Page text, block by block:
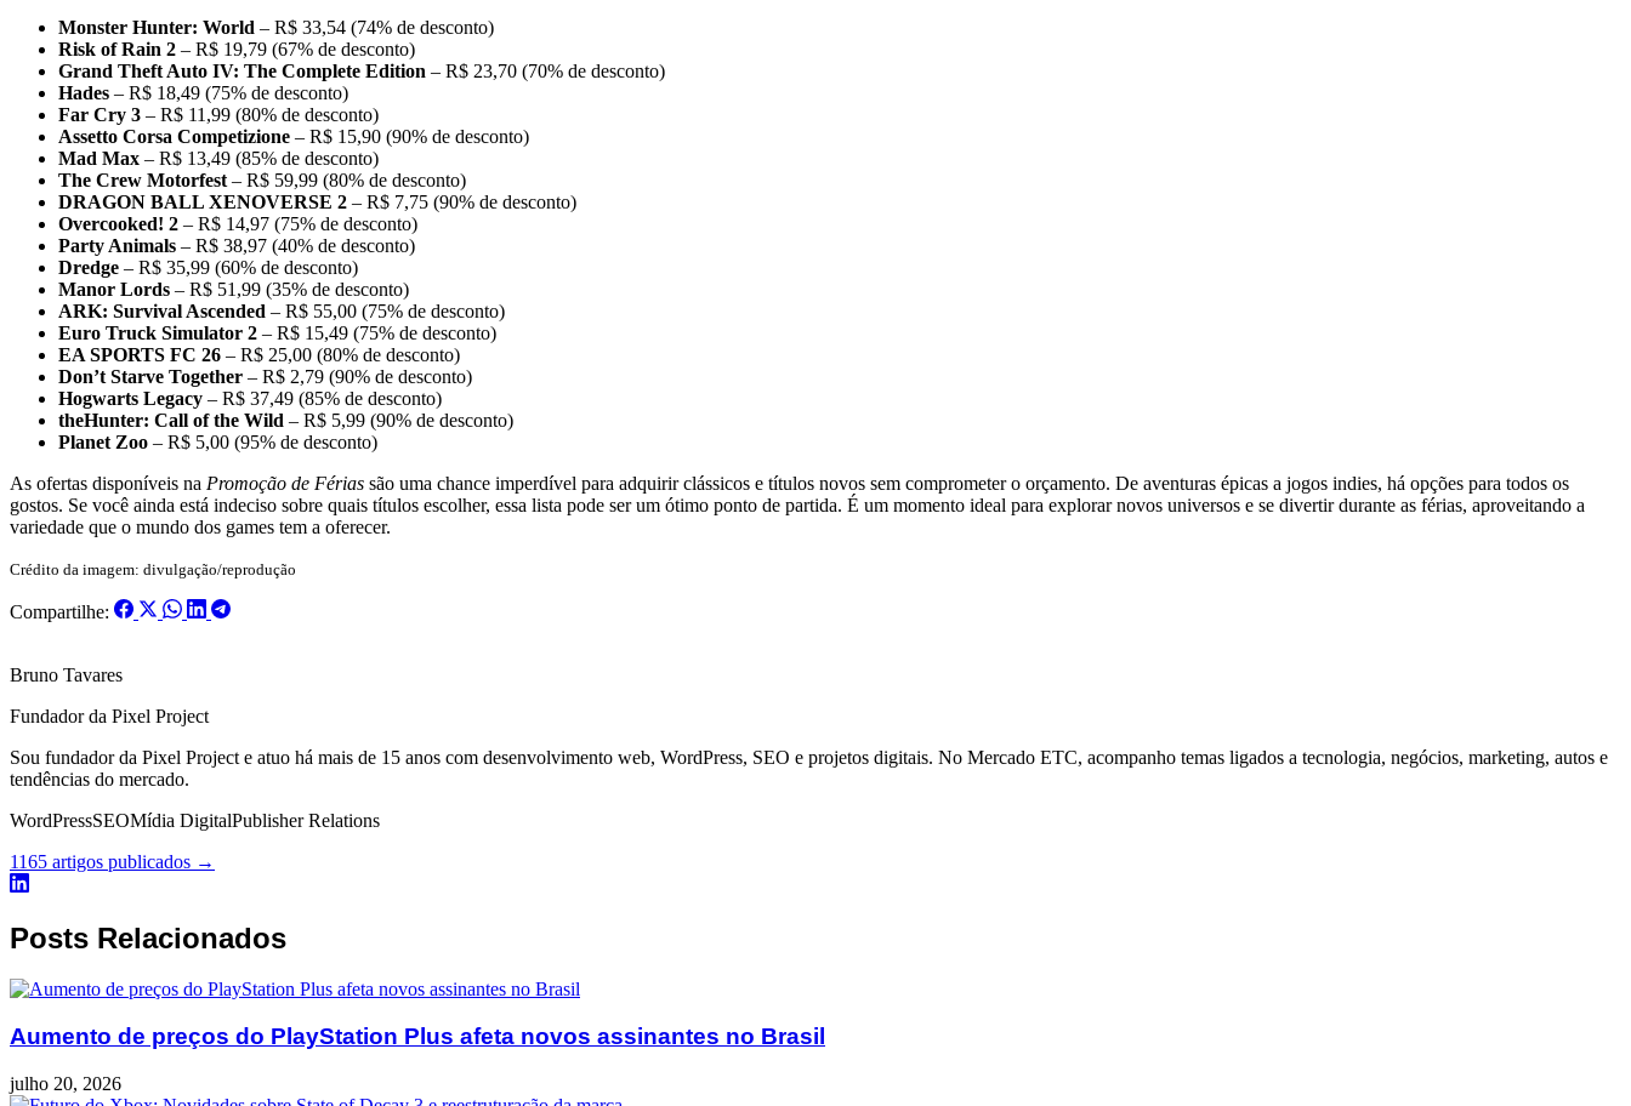
Monster Hunter: World – R$ 33,54 (74% de desconto)
Risk of Rain 2 – R$ 19,79 (67% de desconto)
Grand Theft Auto IV: The Complete Edition – R$ 23,70 (70% de desconto)
Hades – R$ 18,49 (75% de desconto)
Far Cry 3 – R$ 11,99 (80% de desconto)
Assetto Corsa Competizione – R$ 15,90 (90% de desconto)
Mad Max – R$ 13,49 (85% de desconto)
The Crew Motorfest – R$ 59,99 (80% de desconto)
DRAGON BALL XENOVERSE 2 – R$ 7,75 (90% de desconto)
Overcooked! 2 – R$ 14,97 (75% de desconto)
Party Animals – R$ 38,97 (40% de desconto)
Dredge – R$ 35,99 (60% de desconto)
Manor Lords – R$ 51,99 (35% de desconto)
ARK: Survival Ascended – R$ 55,00 (75% de desconto)
Euro Truck Simulator 2 – R$ 15,49 (75% de desconto)
EA SPORTS FC 26 – R$ 25,00 (80% de desconto)
Don’t Starve Together – R$ 2,79 (90% de desconto)
Hogwarts Legacy – R$ 37,49 (85% de desconto)
theHunter: Call of the Wild – R$ 5,99 (90% de desconto)
Planet Zoo – R$ 5,00 (95% de desconto)
As ofertas disponíveis na Promoção de Férias são uma chance imperdível para adquirir clássicos e títulos novos sem comprometer o orçamento. De aventuras épicas a jogos indies, há opções para todos os
gostos. Se você ainda está indeciso sobre quais títulos escolher, essa lista pode ser um ótimo ponto de partida. É um momento ideal para explorar novos universos e se divertir durante as férias, aproveitando a
variedade que o mundo dos games tem a oferecer.
Crédito da imagem: divulgação/reprodução
Compartilhe:
Bruno Tavares
Fundador da Pixel Project
Sou fundador da Pixel Project e atuo há mais de 15 anos com desenvolvimento web, WordPress, SEO e projetos digitais. No Mercado ETC, acompanho temas ligados a tecnologia, negócios, marketing, autos e
tendências do mercado.
WordPressSEOMídia DigitalPublisher Relations
1165 artigos publicados →
Posts Relacionados
Aumento de preços do PlayStation Plus afeta novos assinantes no Brasil
julho 20, 2026